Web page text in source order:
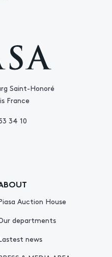
Saint-Honoré
France
34 10
Auction House
departments
news